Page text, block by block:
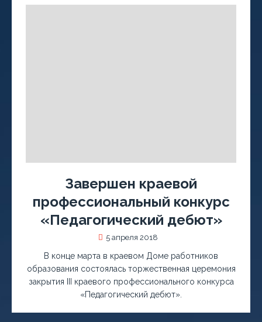
Завершен краевой
профессиональный конкурс
«Педагогический дебют»
5 апреля 2018
В конце марта в краевом Доме работников
образования состоялась торжественная церемония
закрытия III краевого профессионального конкурса
«Педагогический дебют».